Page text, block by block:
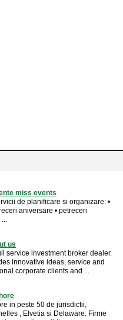
miss events
de planificare si organizare: •
aniversare • petreceri
...
us
service investment broker dealer.
innovative ideas, service and
corporate clients and ...
in peste 50 de jurisdictii,
, Elvetia si Delaware. Firme